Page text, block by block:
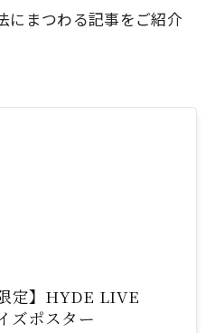
にまつわる記事をご紹介
定】HYDE LIVE
ズポスター